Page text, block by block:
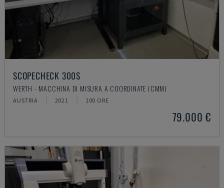
SCOPECHECK 300S
WERTH - MACCHINA DI MISURA A COORDINATE (CMM)
AUSTRIA 2021 100 ORE
79.000 €